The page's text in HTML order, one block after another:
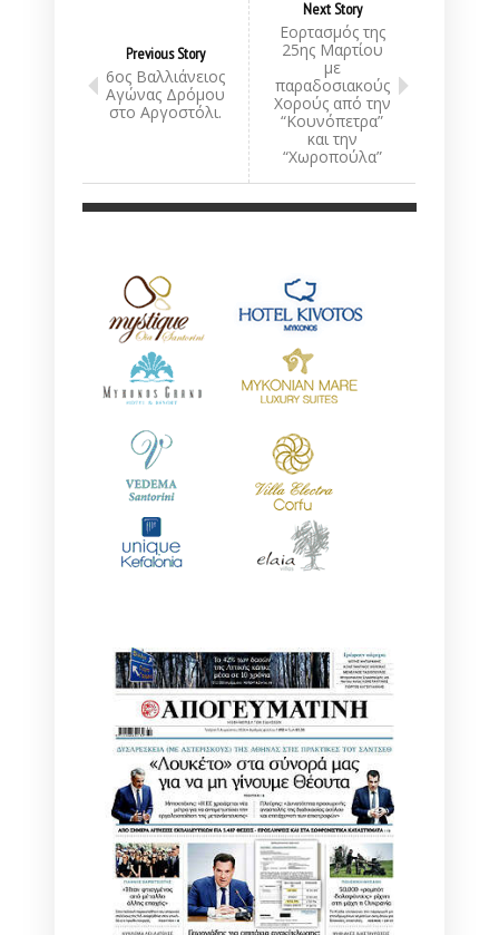
Previous Story
6ος Βαλλιάνειος
Αγώνας Δρόμου
στο Αργοστόλι.
Next Story
Εορτασμός της
25ης Μαρτίου
με
παραδοσιακούς
Χορούς από την
“Κουνόπετρα”
και την
“Χωροπούλα”